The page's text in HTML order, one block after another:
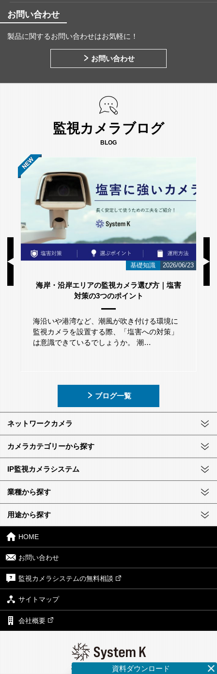
お問い合わせ
製品に関するお問い合わせはお気軽に！
お問い合わせ
監視カメラブログ
BLOG
01 基礎知識 2026/06/23
海岸・沿岸エリアの監視カメラ選び方｜塩害
対策の3つのポイント
海沿いや港湾など、潮風が吹き付ける環境に
監視カメラを設置する際、「塩害への対策」
は意識できているでしょうか。 潮…
ブログ一覧
ネットワークカメラ
カメラカテゴリーから探す
IP監視カメラシステム
業種から探す
用途から探す
HOME
お問い合わせ
監視カメラシステムの無料相談
サイトマップ
会社概要
株式会社システム・ケイ